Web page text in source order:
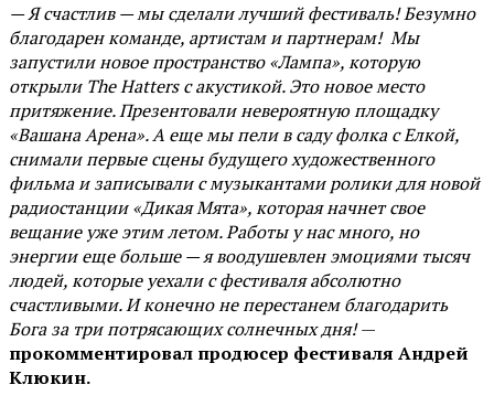
— Я счастлив — мы сделали лучший фестиваль! Безумно
благодарен команде, артистам и партнерам! Мы
запустили новое пространство «Лампа», которую
открыли The Hatters с акустикой. Это новое место
притяжение. Презентовали невероятную площадку
«Вашана Арена». А еще мы пели в саду фолка с Елкой,
снимали первые сцены будущего художественного
фильма и записывали с музыкантами ролики для новой
радиостанции «Дикая Мята», которая начнет свое
вещание уже этим летом. Работы у нас много, но
энергии еще больше — я воодушевлен эмоциями тысяч
людей, которые уехали с фестиваля абсолютно
счастливыми. И конечно не перестанем благодарить
Бога за три потрясающих солнечных дня!—
прокомментировал продюсер фестиваля Андрей
Клюкин.